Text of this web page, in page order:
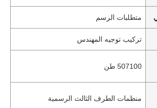
متطلبات الرسم
تركيب توجيه المهندس
507100 طن
منظمات الطرف الثالث الرسمية